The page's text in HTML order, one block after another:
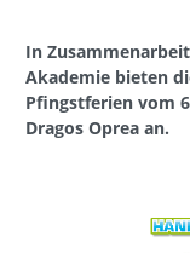
In
Akademie bieten
Pfingstferien vom
Dragos Oprea an.